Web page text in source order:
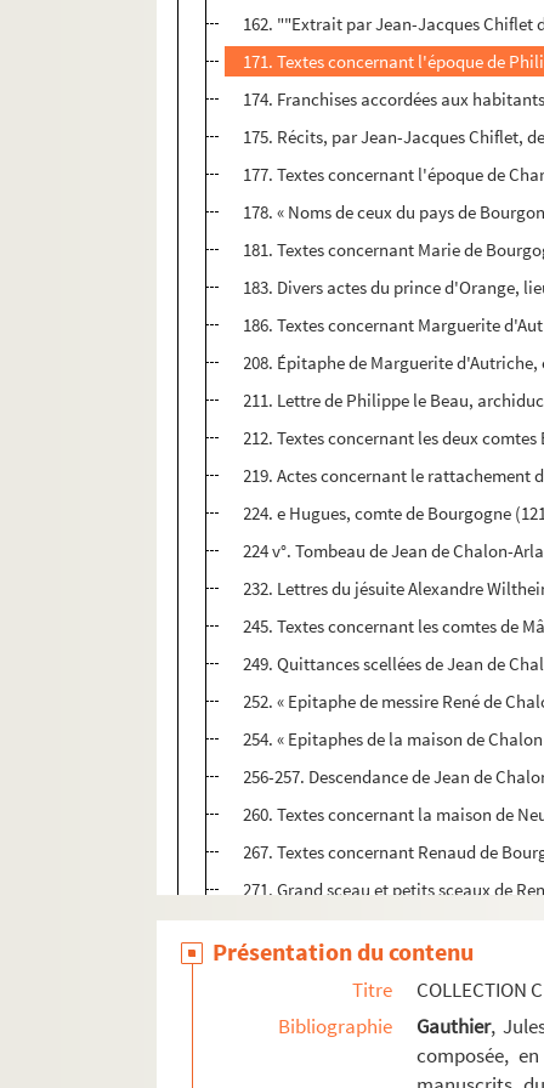
162. ""Extrait par Jean-Jacques Chiflet
171. Textes concernant l'époque de
174. Franchises accordées aux
175. Récits, par Jean-Jacques Chiflet,
177. Textes concernant l'époque de
178. « Noms de ceux du pays de
181. Textes concernant Marie de
183. Divers actes du prince d'Orange,
186. Textes concernant Marguerite
208. Épitaphe de Marguerite
211. Lettre de Philippe le Beau,
212. Textes concernant les deux
219. Actes concernant le rattachement
224. e Hugues, comte de Bourgogne
224 v°. Tombeau de Jean de Chalon-
232. Lettres du jésuite Alexandre
245. Textes concernant les comtes de
249. Quittances scellées de Jean de
252. « Epitaphe de messire René de
254. « Epitaphes de la maison de
256-257. Descendance de Jean de
260. Textes concernant la maison de
267. Textes concernant Renaud de
271. Grand sceau et petits sceaux de
276. Testament de Jean de Bourgogne
286. Descendance de Hugues, comte
291. Chartes concernant les
302. Table analytique des pièces qui
Présentation du contenu
Titre
COLLECTION
Bibliographie
Gauthier,
composée,